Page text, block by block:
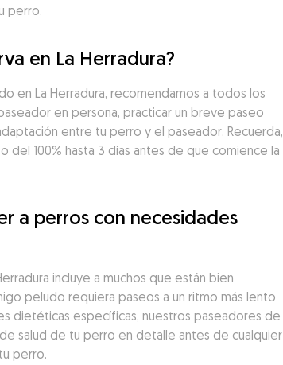
perro.
en La Herradura?
en La Herradura, recomendamos a todos los
en persona, practicar un breve paseo
entre tu perro y el paseador. Recuerda,
100% hasta 3 días antes de que comience la
a perros con necesidades
incluye a muchos que están bien
peludo requiera paseos a un ritmo más lento
dietéticas específicas, nuestros paseadores de
salud de tu perro en detalle antes de cualquier
perro.